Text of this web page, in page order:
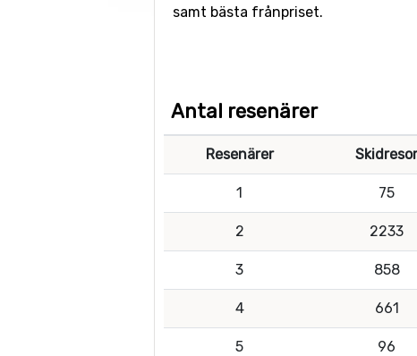
samt bästa frånpriset.
Antal resenärer
Resenärer Skidresor
1 75
2 2233
3 858
4 661
5 96